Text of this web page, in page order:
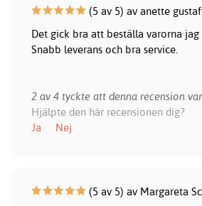
(5 av 5) av anette
Det gick bra att beställa varorna
Snabb leverans och bra service.
2 av 4 tyckte att denna recension
Hjälpte den här recensionen dig?
Ja
Nej
(5 av 5) av Margareta